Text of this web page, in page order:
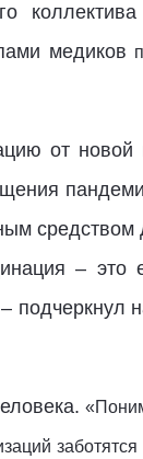
медиков
от новой
средством
– это
– подчеркнул
заботятся